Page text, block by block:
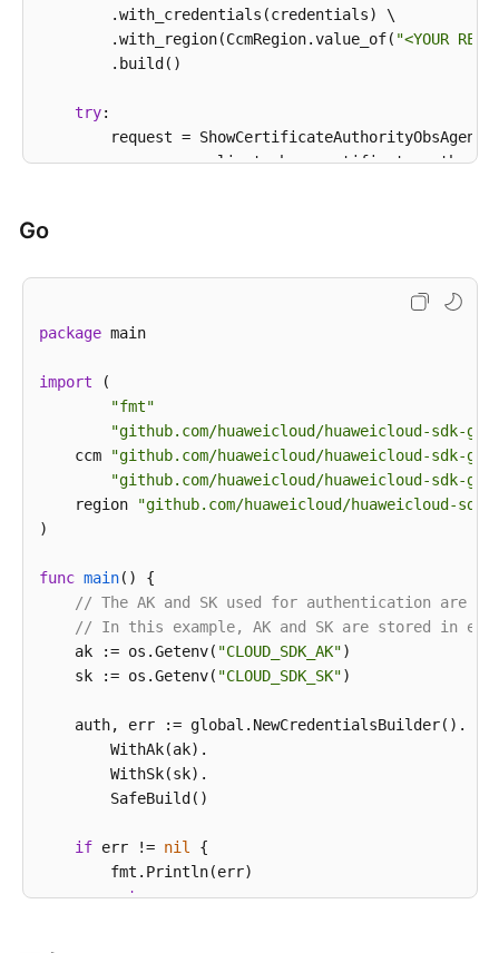
        .with_credentials(credentials) \
        .with_region(CcmRegion.value_of(
"<YOUR
        .build()
try:
request =
response =
print(e.error_code)
Go
package main
import (
"fmt"
"github.com/huaweicloud/huaweicloud-sdk-
    ccm
"github.com/huaweicloud/huaweicloud-sdk-
"github.com/huaweicloud/huaweicloud-sdk-
    region
"github.com/huaweicloud/huaweicloud-
)
func main()
{
// The AK and SK used for authentication are
// In this example, AK and SK are stored in
    ak := os.Getenv(
"CLOUD_SDK_AK")
    sk := os.Getenv(
"CLOUD_SDK_SK")
    auth, err := global.NewCredentialsBuilder().
        WithAk(ak).
        WithSk(sk).
        SafeBuild()
if err != nil
{
        fmt.Println(err)
return